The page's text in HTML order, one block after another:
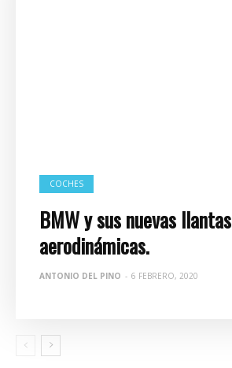
COCHES
BMW y sus nuevas llantas
aerodinámicas.
ANTONIO DEL PINO - 6 FEBRERO, 2020